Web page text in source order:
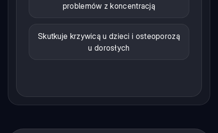
problemów z koncentracją
Skutkuje krzywicą u dzieci i osteoporozą
u dorosłych